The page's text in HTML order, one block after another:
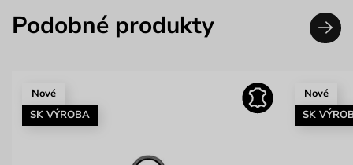
Podobné produkty
Nové
SK VÝROBA
Nové
SK